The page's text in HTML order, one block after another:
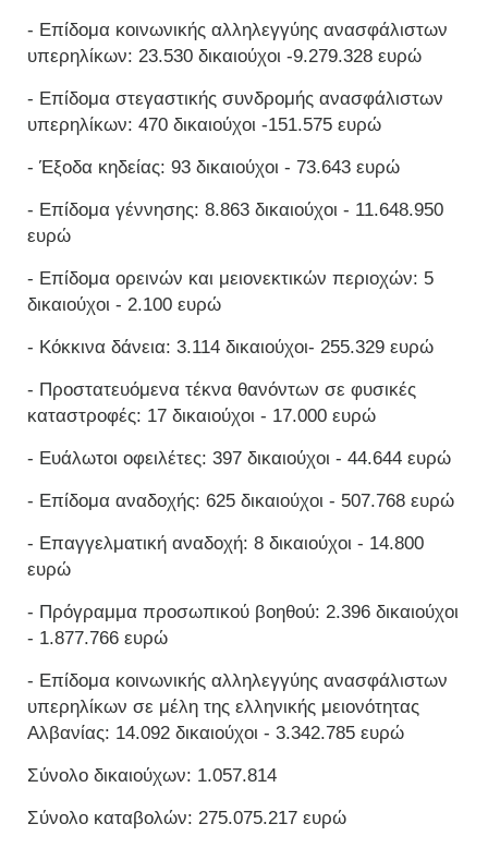
- Επίδομα κοινωνικής αλληλεγγύης ανασφάλιστων
υπερηλίκων: 23.530 δικαιούχοι -9.279.328 ευρώ
- Επίδομα στεγαστικής συνδρομής ανασφάλιστων
υπερηλίκων: 470 δικαιούχοι -151.575 ευρώ
- Έξοδα κηδείας: 93 δικαιούχοι - 73.643 ευρώ
- Επίδομα γέννησης: 8.863 δικαιούχοι - 11.648.950
ευρώ
- Επίδομα ορεινών και μειονεκτικών περιοχών: 5
δικαιούχοι - 2.100 ευρώ
- Κόκκινα δάνεια: 3.114 δικαιούχοι- 255.329 ευρώ
- Προστατευόμενα τέκνα θανόντων σε φυσικές
καταστροφές: 17 δικαιούχοι - 17.000 ευρώ
- Ευάλωτοι οφειλέτες: 397 δικαιούχοι - 44.644 ευρώ
- Επίδομα αναδοχής: 625 δικαιούχοι - 507.768 ευρώ
- Επαγγελματική αναδοχή: 8 δικαιούχοι - 14.800
ευρώ
- Πρόγραμμα προσωπικού βοηθού: 2.396 δικαιούχοι
- 1.877.766 ευρώ
- Επίδομα κοινωνικής αλληλεγγύης ανασφάλιστων
υπερηλίκων σε μέλη της ελληνικής μειονότητας
Αλβανίας: 14.092 δικαιούχοι - 3.342.785 ευρώ
Σύνολο δικαιούχων: 1.057.814
Σύνολο καταβολών: 275.075.217 ευρώ